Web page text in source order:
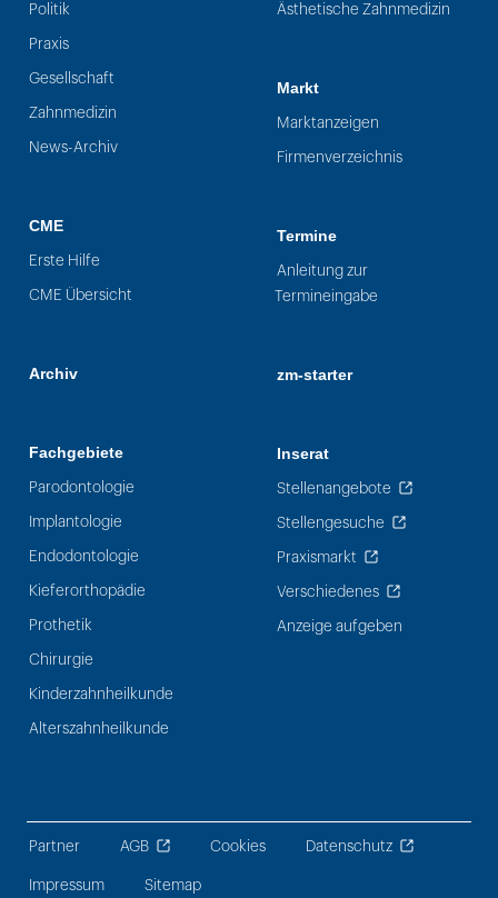
Politik
Praxis
Gesellschaft
Zahnmedizin
News-Archiv
CME
Erste Hilfe
CME Übersicht
Archiv
Fachgebiete
Parodontologie
Implantologie
Endodontologie
Kieferorthopädie
Prothetik
Chirurgie
Kinderzahnheilkunde
Alterszahnheilkunde
Ästhetische Zahnmedizin
Markt
Marktanzeigen
Firmenverzeichnis
Termine
Anleitung zur
Termineingabe
zm-starter
Inserat
Stellenangebote
Stellengesuche
Praxismarkt
Verschiedenes
Anzeige aufgeben
Partner AGB Cookies Datenschutz
Impressum Sitemap